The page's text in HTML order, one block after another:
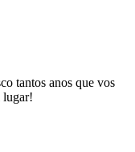
tantos anos que vos
lugar!